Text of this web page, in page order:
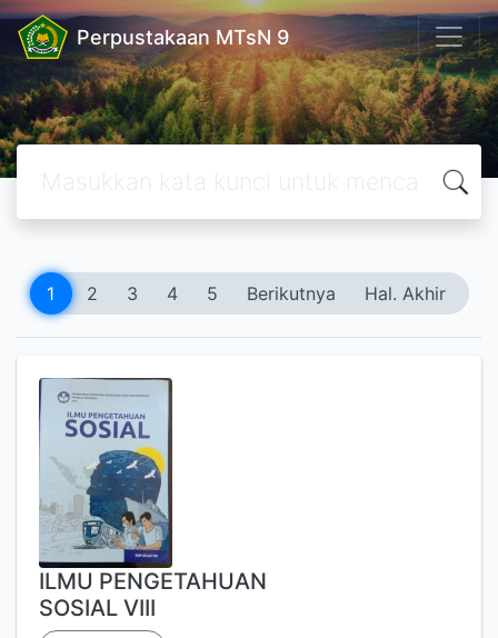
Perpustakaan MTsN 9
1 2 3 4 5 Berikutnya Hal. Akhir
ILMU PENGETAHUAN
SOSIAL VIII